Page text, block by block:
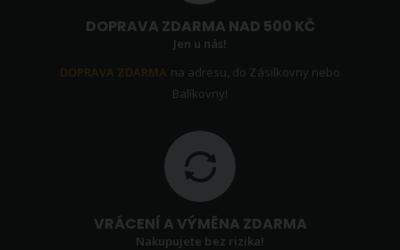
DOPRAVA ZDARMA NAD 500 KČ
Jen u nás!
DOPRAVA ZDARMA na adresu, do Zásilkovny nebo
Balíkovny!
VRÁCENÍ A VÝMĚNA ZDARMA
Nakupujete bez rizika!